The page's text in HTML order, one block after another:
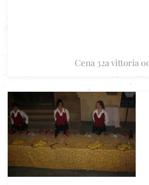
Cena 32a vittoria